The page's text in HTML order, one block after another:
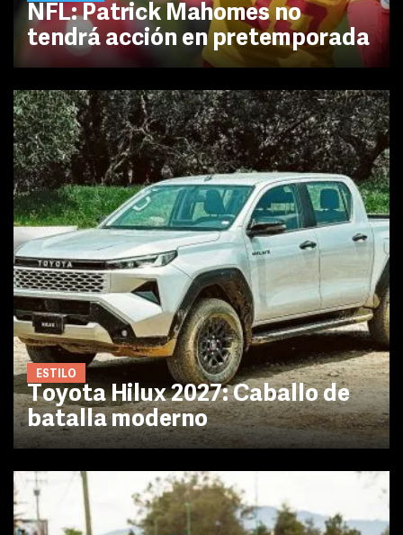
NFL: Patrick Mahomes no
tendrá acción en pretemporada
ESTILO
Toyota Hilux 2027: Caballo de
batalla moderno